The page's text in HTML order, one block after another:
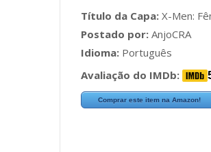
Título da Capa: X-Men:
Postado por: AnjoCRA
Idioma: Português
Avaliação do IMDb:
Comprar este item na Amazon!